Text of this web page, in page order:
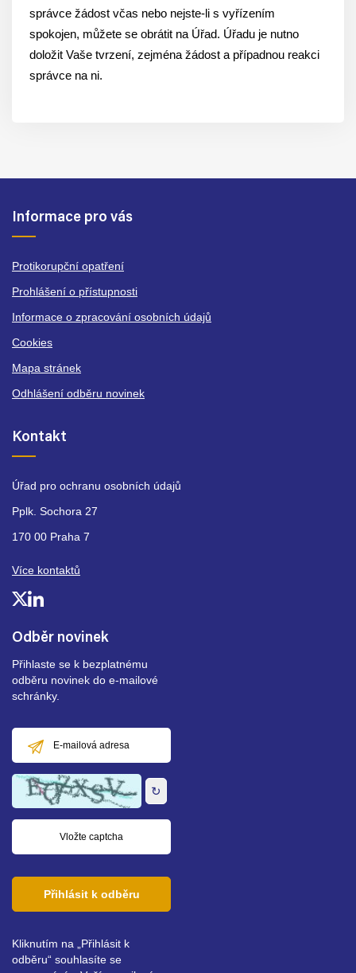
správce žádost včas nebo nejste-li s vyřízením
spokojen, můžete se obrátit na Úřad. Úřadu je nutno
doložit Vaše tvrzení, zejména žádost a případnou reakci
správce na ni.
Odběr novinek
Přihlaste se k bezplatnému
odběru novinek do e-mailové
schránky.
mailová
adresa
↻
Přihlásit k odběru
Kliknutím na „Přihlásit k
odběru“ souhlasíte se
Informace pro vás
Protikorupční opatření
Prohlášení o přístupnosti
Informace o zpracování osobních údajů
Cookies
Mapa stránek
Odhlášení odběru novinek
Kontakt
Úřad pro ochranu osobních údajů
Pplk. Sochora 27
170 00 Praha 7
Více kontaktů